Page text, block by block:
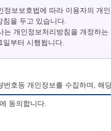
정보보호법에 따라 이용자의 개
을 두고 있습니다.
는 개인정보처리방침을 개정하
부터 시행됩니다.
호등 개인정보를 수집하며, 해
동의합니다.